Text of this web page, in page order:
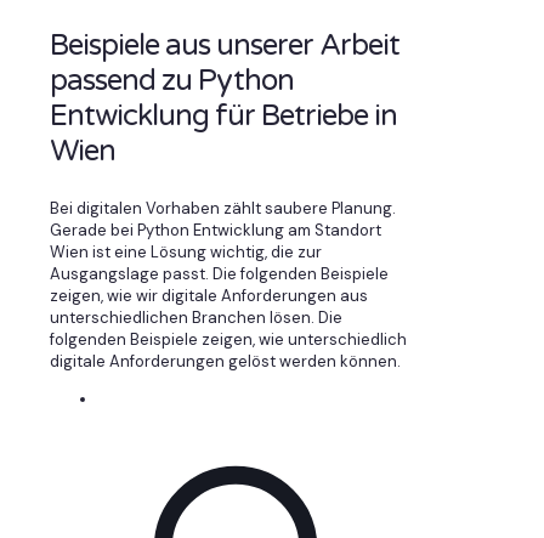
Beispiele aus unserer Arbeit
passend zu Python
Entwicklung für Betriebe in
Wien
Bei digitalen Vorhaben zählt saubere Planung.
Gerade bei Python Entwicklung am Standort
Wien ist eine Lösung wichtig, die zur
Ausgangslage passt. Die folgenden Beispiele
zeigen, wie wir digitale Anforderungen aus
unterschiedlichen Branchen lösen. Die
folgenden Beispiele zeigen, wie unterschiedlich
digitale Anforderungen gelöst werden können.